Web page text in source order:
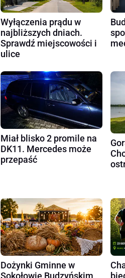
Wyłączenia prądu w
najbliższych dniach.
Sprawdź miejscowości i
ulice
Miał blisko 2 promile na
DK11. Mercedes może
przepaść
Dożynki Gminne w
Sokołowie Budzyńskim